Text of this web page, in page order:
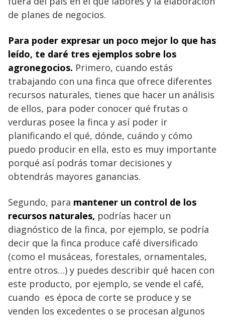
de planes de negocios.
Para poder expresar un poco mejor lo que has
leído, te daré tres ejemplos sobre los
agronegocios. Primero, cuando estás
trabajando con una finca que ofrece diferentes
recursos naturales, tienes que hacer un análisis
de ellos, para poder conocer qué frutas o
verduras posee la finca y así poder ir
planificando el qué, dónde, cuándo y cómo
puedo producir en ella, esto es muy importante
porqué así podrás tomar decisiones y
obtendrás mayores ganancias.
Segundo, para mantener un control de los
recursos naturales, podrías hacer un
diagnóstico de la finca, por ejemplo, se podría
decir que la finca produce café diversificado
(como el musáceas, forestales, ornamentales,
entre otros…) y puedes describir qué hacen con
este producto, por ejemplo, se vende el café,
cuando es época de corte se produce y se
venden los excedentes o se procesan algunos